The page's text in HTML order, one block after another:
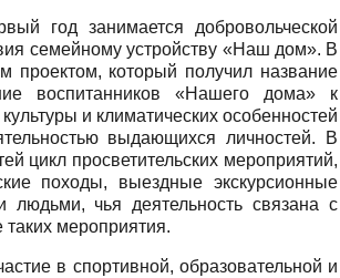
год занимается добровольческой
семейному устройству «Наш дом». В
проектом, который получил название
«Нашего дома» к
и климатических особенностей
выдающихся личностей. В
цикл просветительских мероприятий,
походы, выездные экскурсионные
чья деятельность связана с
мероприятия.
в спортивной, образовательной и